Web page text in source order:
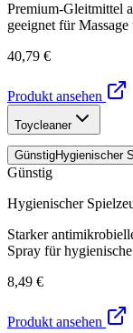
Premium-Gleitmittel
geeignet für
40,79 €
Produkt ansehen
Toycleaner
GünstigHygienischer
Günstig
Hygienischer
Starker
Spray für
8,49 €
Produkt ansehen